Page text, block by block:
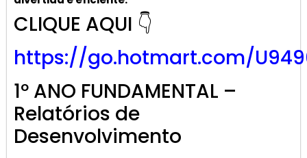
CLIQUE AQUI 👇
https://go.hotmart.com/
1º ANO FUNDAMENTAL –
Relatórios de
Desenvolvimento